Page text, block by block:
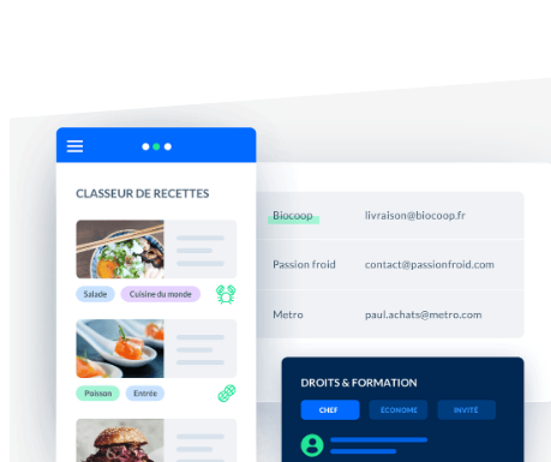
Un workflow concret : les heures Skello